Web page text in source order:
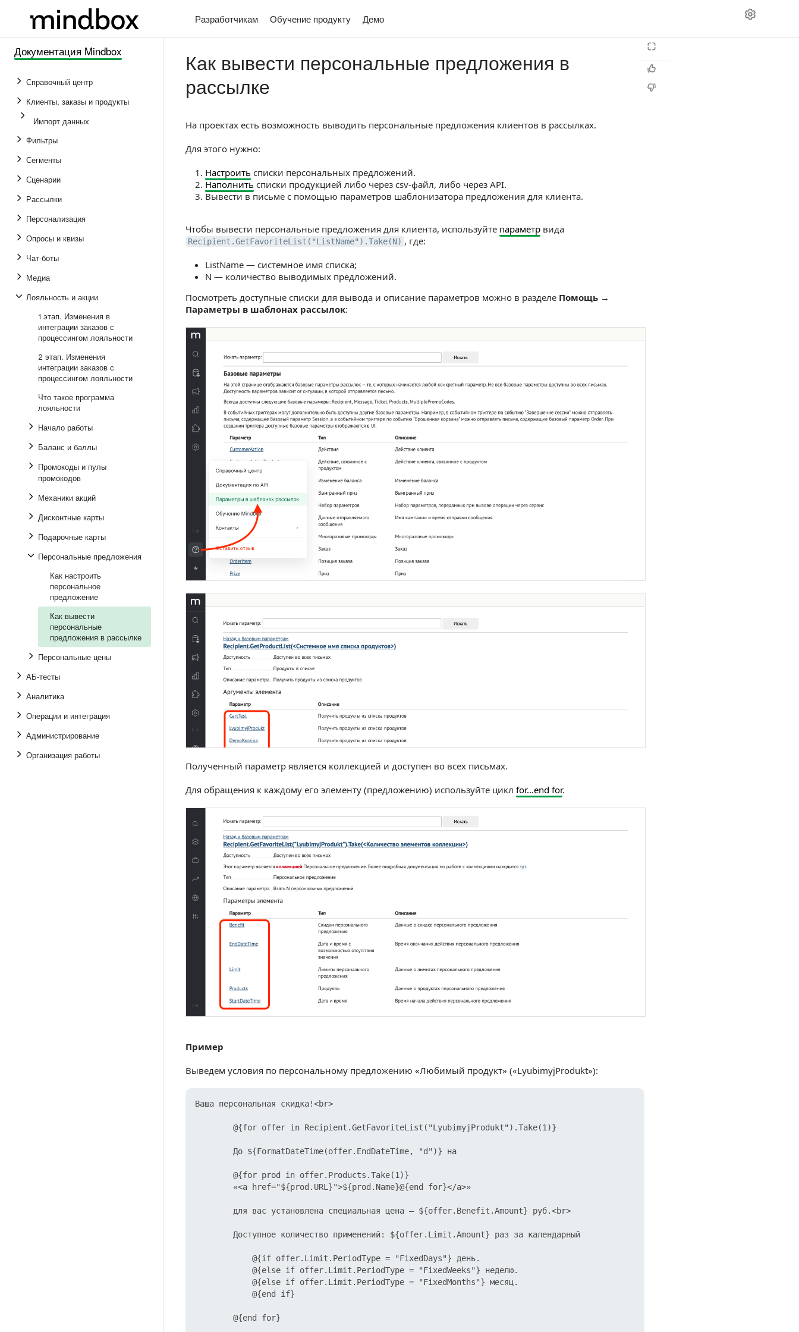
Разработчикам Обучение продукту Демо
Документация Mindbox
Справочный центр
Клиенты, заказы и продукты
Импорт данных
Фильтры
Сегменты
Сценарии
Рассылки
Персонализация
Опросы и квизы
Чат-боты
Медиа
Лояльность и акции
1 этап. Изменения в
интеграции заказов с
процессингом лояльности
2 этап. Изменения
интеграции заказов с
процессингом лояльности
Что такое программа
лояльности
Начало работы
Баланс и баллы
Промокоды и пулы
промокодов
Механики акций
Дисконтные карты
Подарочные карты
Персональные предложения
Как настроить
персональное
предложение
Как вывести
персональные
предложения в рассылке
Персональные цены
АБ-тесты
Аналитика
Операции и интеграция
Администрирование
Организация работы
Как вывести персональные предложения в
рассылке
На проектах есть возможность выводить персональные предложения клиентов в рассылках.
Для этого нужно:
Настроить списки персональных предложений.
Наполнить списки продукцией либо через csv-файл, либо через API.
Вывести в письме с помощью параметров шаблонизатора предложения для клиента.
Чтобы вывести персональные предложения для клиента, используйте параметр вида
Recipient.GetFavoriteList("ListName").Take(N) , где:
ListName — системное имя списка;
N — количество выводимых предложений.
Посмотреть доступные списки для вывода и описание параметров можно в разделе Помощь →
Параметры в шаблонах рассылок:
Полученный параметр является коллекцией и доступен во всех письмах.
Для обращения к каждому его элементу (предложению) используйте цикл for...end for.
Пример
Выведем условия по персональному предложению «Любимый продукт» («LyubimyjProdukt»):
Ваша персональная скидка!<br>
        @{for offer in Recipient.GetFavoriteList("LyubimyjProdukt").Take(1)}
        До ${FormatDateTime(offer.EndDateTime, "d")} на
        @{for prod in offer.Products.Take(1)}
        «<a href="${prod.URL}">${prod.Name}@{end for}</a>»
        для вас установлена специальная цена — ${offer.Benefit.Amount} руб.<br>
        Доступное количество применений: ${offer.Limit.Amount} раз за календарный
            @{if offer.Limit.PeriodType = "FixedDays"} день.
            @{else if offer.Limit.PeriodType = "FixedWeeks"} неделю.
            @{else if offer.Limit.PeriodType = "FixedMonths"} месяц.
            @{end if}
        @{end for}